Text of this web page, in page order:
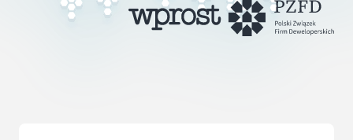
PL Dostępność